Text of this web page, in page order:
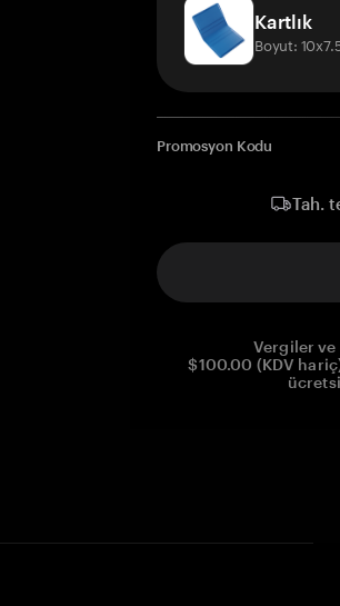
Kartlık
Boyut:
Promosyon Kodu
Tah.
Vergiler
$100.00 (KDV